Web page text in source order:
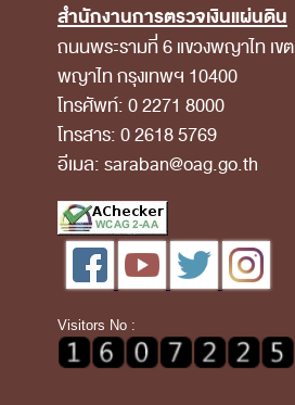
สำนักงานการตรวจเงินแผ่นดิน
ถนนพระรามที่ 6 แขวงพญาไท เขต
พญาไท กรุงเทพฯ 10400
โทรศัพท์: 0 2271 8000
โทรสาร: 0 2618 5769
อีเมล: saraban@oag.go.th
Visitors No :